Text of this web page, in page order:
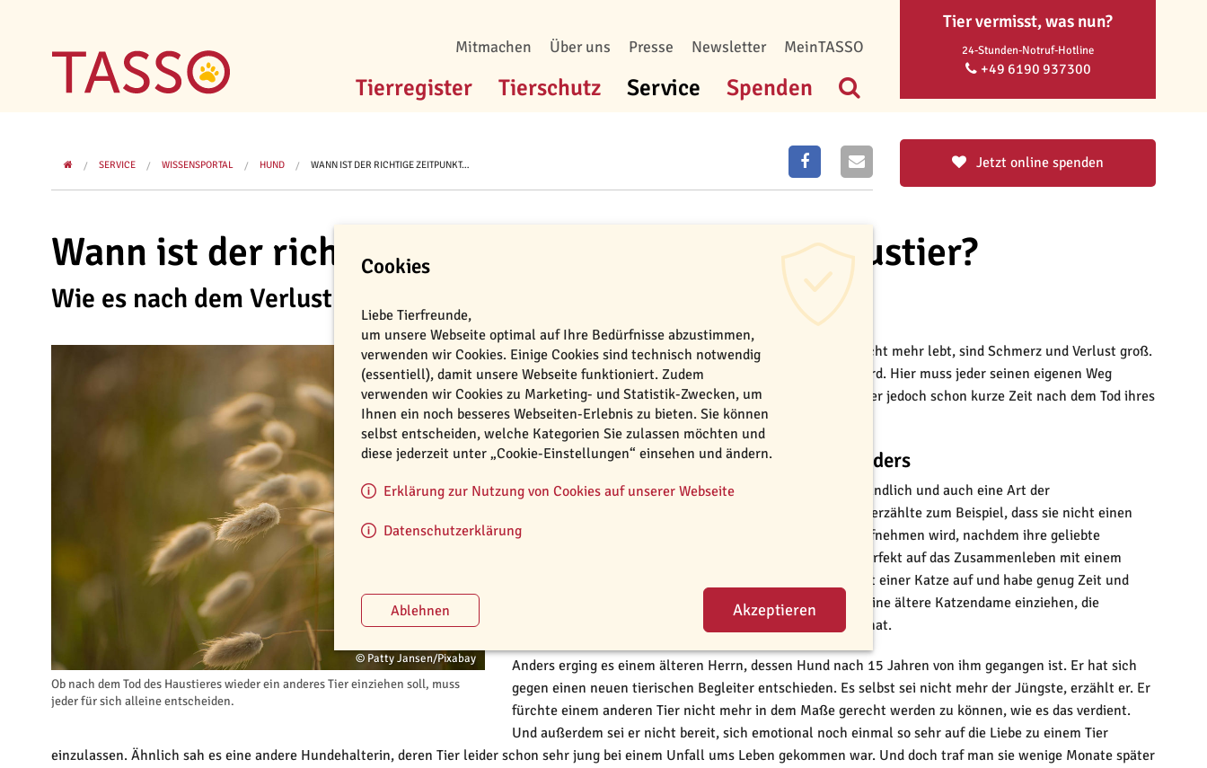
Mitmachen Über uns Presse Newsletter MeinTASSO
Tierregister Tierschutz Service Spenden
Tier vermisst, was nun?
24-Stunden-Notruf-Hotline
+49 6190 937300
SERVICE WISSENSPORTAL HUND WANN IST DER RICHTIGE ZEITPUNKT… Jetzt online spenden
Wann ist der richtige Zeitpunkt für ein neues Haustier?
Wie es nach dem Verlust des tierischen Lieblings weitergehen kann
© Patty Jansen/Pixabay
Ob nach dem Tod des Haustieres wieder ein anderes Tier einziehen soll, muss
jeder für sich alleine entscheiden.
Und plötzlich fehlt jemand. Wenn das geliebte Haustier nicht mehr lebt, sind Schmerz und Verlust groß.
Leider gibt es kein Patentrezept, wie die Trauer leichter wird. Hier muss jeder seinen eigenen Weg
finden. Eine Überlegung begleitet viele ehemalige Tierhalter jedoch schon kurze Zeit nach dem Tod ihres
Vierbeiners: Soll wieder ein Tier aufgenommen werden?
Verlust des Haustieres – Jeder trauert anders
Was für die einen undenkbar ist, ist für andere selbstverständlich und auch eine Art der
Trauerbewältigung. Eine leidenschaftliche Katzenhalterin erzählte zum Beispiel, dass sie nicht einen
Moment lang geschwankt hat, ob sie wieder eine Katze aufnehmen wird, nachdem ihre geliebte
Samtpfote gestorben war. Schließlich sei ihre Wohnung perfekt auf das Zusammenleben mit einem
Stubentiger eingerichtet, sie gehe in der Beschäftigung mit einer Katze auf und habe genug Zeit und
Liebe zu geben. Nur wenige Wochen später durfte wieder eine ältere Katzendame einziehen, die
unbedingt ein Zuhause als reine Wohnungskatze gesucht hat.
Anders erging es einem älteren Herrn, dessen Hund nach 15 Jahren von ihm gegangen ist. Er hat sich
gegen einen neuen tierischen Begleiter entschieden. Es selbst sei nicht mehr der Jüngste, erzählt er. Er
fürchte einem anderen Tier nicht mehr in dem Maße gerecht werden zu können, wie es das verdient.
Und außerdem sei er nicht bereit, sich emotional noch einmal so sehr auf die Liebe zu einem Tier
einzulassen. Ähnlich sah es eine andere Hundehalterin, deren Tier leider schon sehr jung bei einem Unfall ums Leben gekommen war. Und doch traf man sie wenige Monate später
Cookies
Liebe Tierfreunde,
um unsere Webseite optimal auf Ihre Bedürfnisse abzustimmen,
verwenden wir Cookies. Einige Cookies sind technisch notwendig
(essentiell), damit unsere Webseite funktioniert. Zudem
verwenden wir Cookies zu Marketing- und Statistik-Zwecken, um
Ihnen ein noch besseres Webseiten-Erlebnis zu bieten. Sie können
selbst entscheiden, welche Kategorien Sie zulassen möchten und
diese jederzeit unter „Cookie-Einstellungen“ einsehen und ändern.
Erklärung zur Nutzung von Cookies auf unserer Webseite
Datenschutzerklärung